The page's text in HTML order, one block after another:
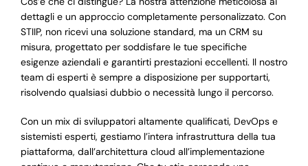
dettagli e un approccio completamente personalizzato. Con
STIIP, non ricevi una soluzione standard, ma un CRM su
misura, progettato per soddisfare le tue specifiche
esigenze aziendali e garantirti prestazioni eccellenti. Il nostro
team di esperti è sempre a disposizione per supportarti,
risolvendo qualsiasi dubbio o necessità lungo il percorso.
Con un mix di sviluppatori altamente qualificati, DevOps e
sistemisti esperti, gestiamo l’intera infrastruttura della tua
piattaforma, dall’architettura cloud all’implementazione